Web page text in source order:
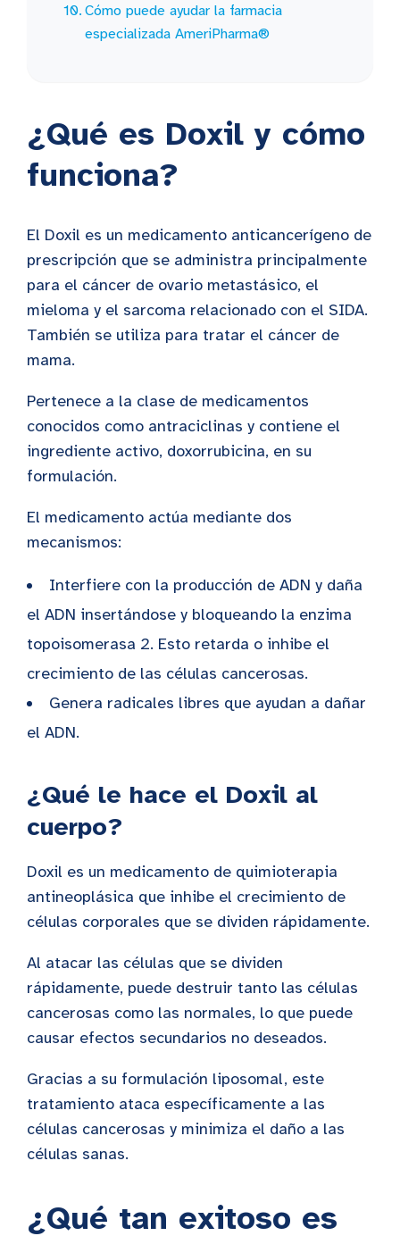
Cómo puede ayudar la farmacia
especializada AmeriPharma®
¿Qué es Doxil y cómo
funciona?
El Doxil es un medicamento anticancerígeno de
prescripción que se administra principalmente
para el cáncer de ovario metastásico, el
mieloma y el sarcoma relacionado con el SIDA.
También se utiliza para tratar el cáncer de
mama.
Pertenece a la clase de medicamentos
conocidos como antraciclinas y contiene el
ingrediente activo, doxorrubicina, en su
formulación.
El medicamento actúa mediante dos
mecanismos:
Interfiere con la producción de ADN y daña
el ADN insertándose y bloqueando la enzima
topoisomerasa 2. Esto retarda o inhibe el
crecimiento de las células cancerosas.
Genera radicales libres que ayudan a dañar
el ADN.
¿Qué le hace el Doxil al
cuerpo?
Doxil es un medicamento de quimioterapia
antineoplásica que inhibe el crecimiento de
células corporales que se dividen rápidamente.
Al atacar las células que se dividen
rápidamente, puede destruir tanto las células
cancerosas como las normales, lo que puede
causar efectos secundarios no deseados.
Gracias a su formulación liposomal, este
tratamiento ataca específicamente a las
células cancerosas y minimiza el daño a las
células sanas.
¿Qué tan exitoso es